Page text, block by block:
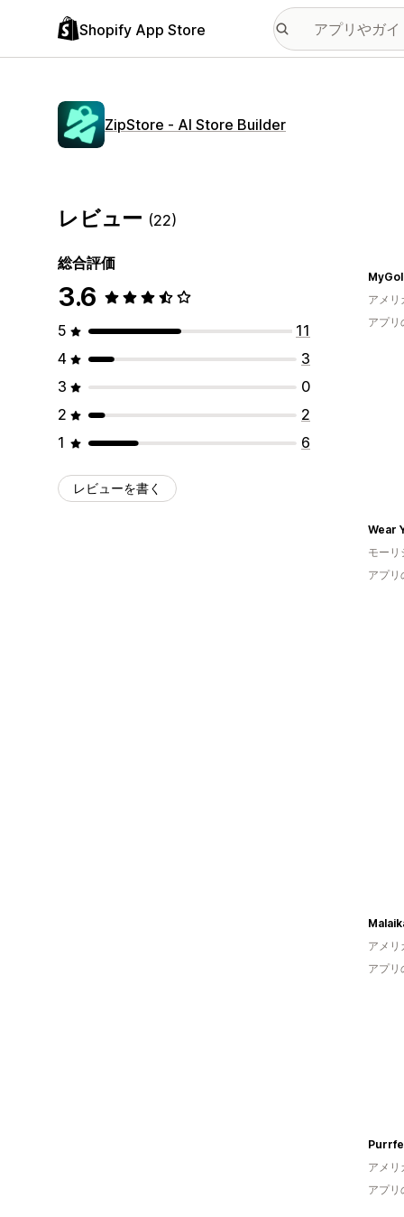
Shopify App Store
ZipStore ‑ AI Store Builder
レビュー (22)
総合評価
3.6
5
11
4
3
3
0
2
2
1
6
レビューを書く
アメリ
アプリ
Wear
モーリ
アプリ
アメリ
アプリ
アメリ
アプリ